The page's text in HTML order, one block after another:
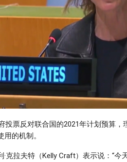
投票反对联合国的2021年计划预算
的机制。
·克拉夫特（Kelly Craft）表示说：“